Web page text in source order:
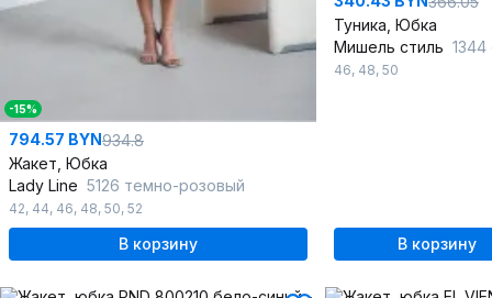
-15%
794.57 BYN934.8
Жакет, Юбка
Lady Line 5126 темно-розовый
42, 44, 46, 48, 50, 52
В корзину
Туника, Юбка
Мишель стиль
46, 48, 50
В корзину